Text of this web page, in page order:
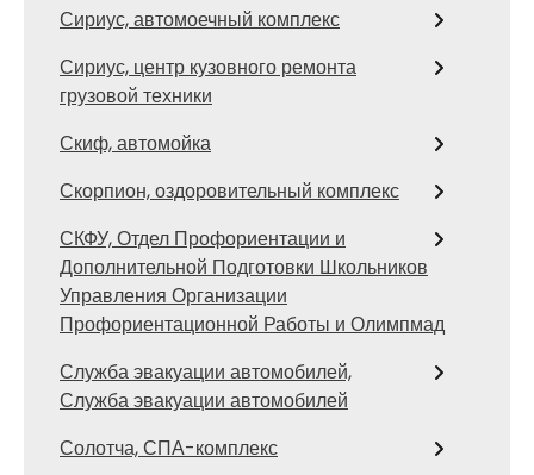
Сириус, автомоечный комплекс
Сириус, центр кузовного ремонта
грузовой техники
Скиф, автомойка
Скорпион, оздоровительный комплекс
СКФУ, Отдел Профориентации и
Дополнительной Подготовки Школьников
Управления Организации
Профориентационной Работы и Олимпмад
Служба эвакуации автомобилей,
Служба эвакуации автомобилей
Солотча, СПА-комплекс